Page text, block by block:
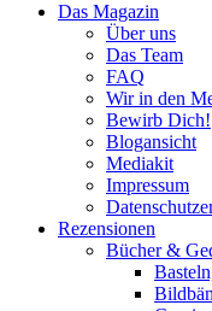
Das Magazin
Über uns
Das Team
FAQ
Wir in den
Bewirb Dich!
Blogansicht
Mediakit
Impressum
Rezensionen
Bücher &